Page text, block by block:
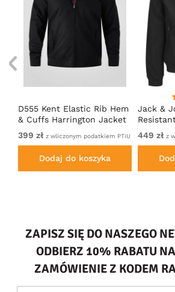
D555 Kent Elastic Rib Hem
& Cuffs Harrington Jacket
Black
399 zł z wliczonym podatkiem PTiU
Dodaj do koszyka
Jack &
Black
449 zł z
ZAPISZ SIĘ DO NASZEGO
ODBIERZ 10% RABATU
ZAMÓWIENIE Z KODEM